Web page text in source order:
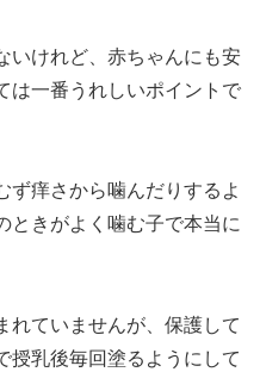
いけれど、赤ちゃんにも安
は一番うれしいポイントで
ず痒さから噛んだりするよ
ときがよく噛む子で本当に
れていませんが、保護して
授乳後毎回塗るようにして